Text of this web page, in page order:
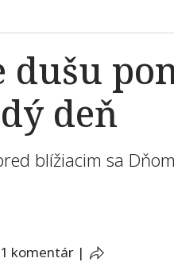
dušu
deň
blížiacim sa
1 komentár |